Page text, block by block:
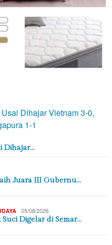
Dihajar…
Juara III Gubernu…
05/08/2026
Digelar di Semar…